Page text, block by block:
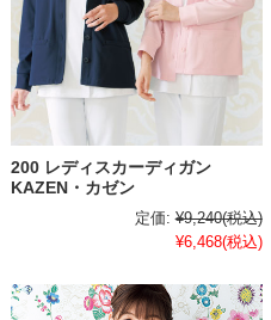
200 レディスカーディガン
KAZEN・カゼン
定価: ¥9,240(税込)
¥6,468(税込)